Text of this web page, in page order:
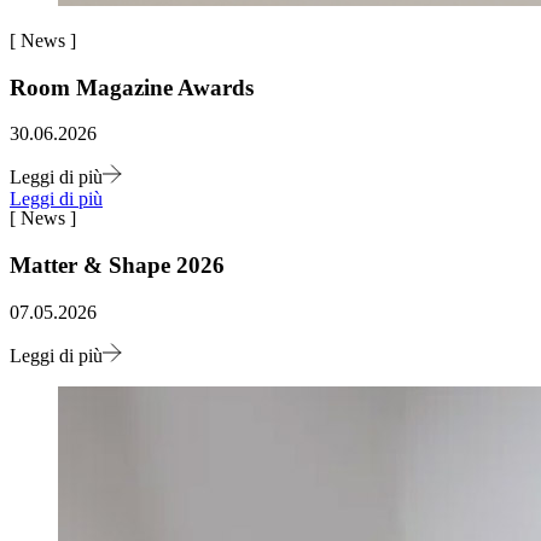
[ News ]
Room Magazine Awards
30.06.2026
Leggi di più
Leggi di più
[ News ]
Matter & Shape 2026
07.05.2026
Leggi di più